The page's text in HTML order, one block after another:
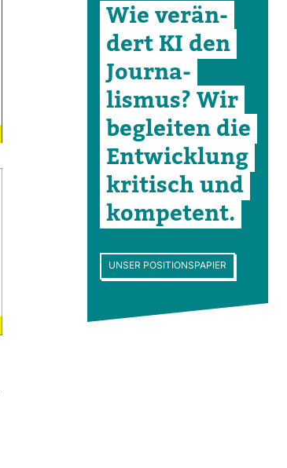
Wie ver­än­
dert KI den
Jour­na­
lismus? Wir
begleiten die
Ent­wick­lung
kri­tisch und
kom­pe­tent.
UNSER POSITIONSPAPIER